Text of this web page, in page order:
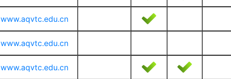
www.aqvtc.edu.cn
www.aqvtc.edu.cn
www.aqvtc.edu.cn